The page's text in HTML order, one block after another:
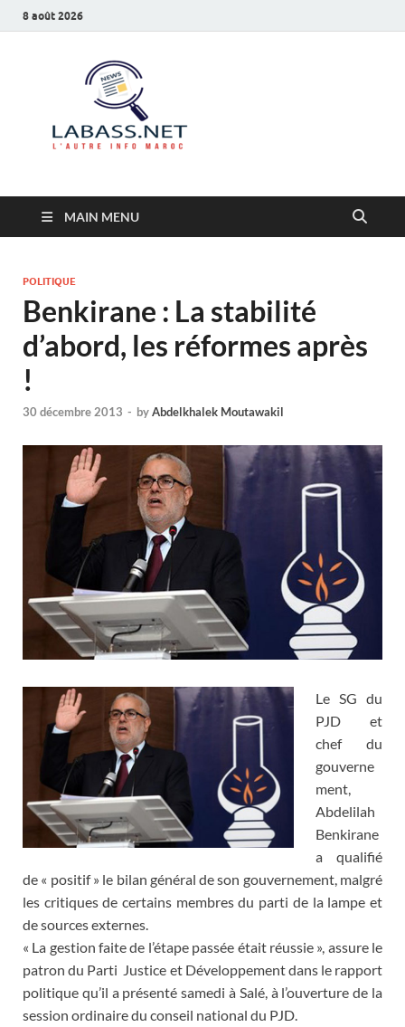
8 août 2026
MAIN MENU
POLITIQUE
Benkirane : La stabilité
d’abord, les réformes après
!
30 décembre 2013 - byAbdelkhalek Moutawakil
Le SG du
PJD et
chef du
gouverne
ment,
Abdelilah
Benkirane
a qualifié
de « positif » le bilan général de son gouvernement, malgré
les critiques de certains membres du parti de la lampe et
de sources externes.
« La gestion faite de l’étape passée était réussie », assure le
patron du Parti Justice et Développement dans le rapport
politique qu’il a présenté samedi à Salé, à l’ouverture de la
session ordinaire du conseil national du PJD.